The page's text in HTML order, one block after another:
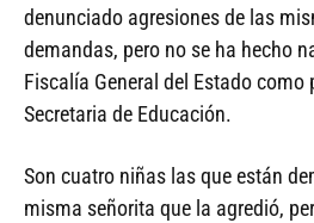
denunciado agresiones de las
demandas, pero no se ha hecho
Fiscalía General del Estado como
Secretaria de Educación.
Son cuatro niñas las que están
misma señorita que la agredió,